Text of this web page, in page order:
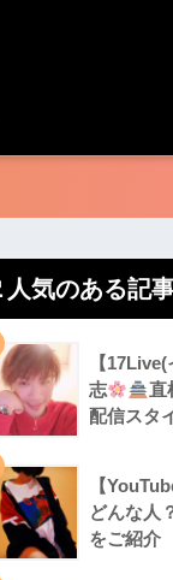
人気のある記
【
志
直
配信スタ
【
どんな⼈
をご紹介